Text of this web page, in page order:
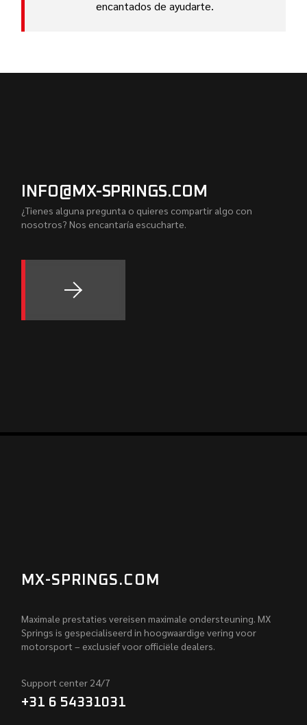
encantados de ayudarte.
INFO@MX-SPRINGS.COM
¿Tienes alguna pregunta o quieres compartir algo con
nosotros? Nos encantaría escucharte.
MX-SPRINGS.COM
Maximale prestaties vereisen maximale ondersteuning. MX
Springs is gespecialiseerd in hoogwaardige vering voor
motorsport – exclusief voor officiële dealers.
Support center 24/7
+31 6 54331031